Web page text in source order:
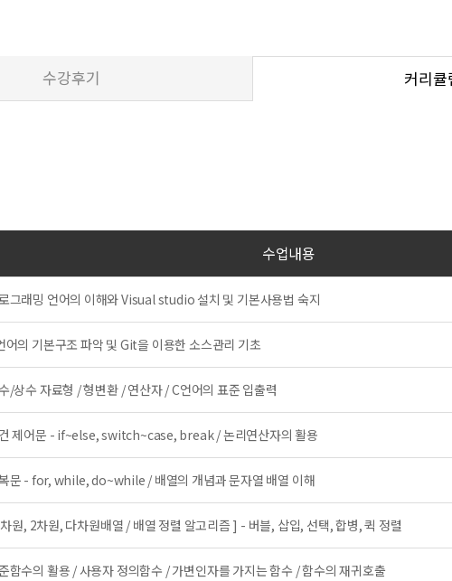
수강후기 커리큘
수업내용
그래밍 언어의 이해와 Visual studio 설치 및 기본사용법 숙지
어의 기본구조 파악 및 Git을 이용한 소스관리 기초
/상수 자료형 / 형변환 / 연산자 / C언어의 표준 입출력
제어문 - if~else, switch~case, break / 논리연산자의 활용
문 - for, while, do~while / 배열의 개념과 문자열 배열 이해
원, 2차원, 다차원배열 / 배열 정렬 알고리즘 ] - 버블, 삽입, 선택, 합병, 퀵 정렬
함수의 활용 / 사용자 정의함수 / 가변인자를 가지는 함수 / 함수의 재귀호출